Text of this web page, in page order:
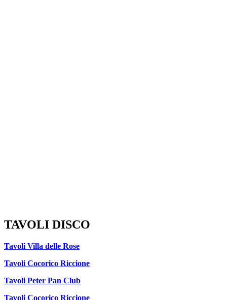
TAVOLI DISCO
Tavoli Villa delle Rose
Tavoli Cocorico Riccione
Tavoli Peter Pan Club
Tavoli Cocorico Riccione